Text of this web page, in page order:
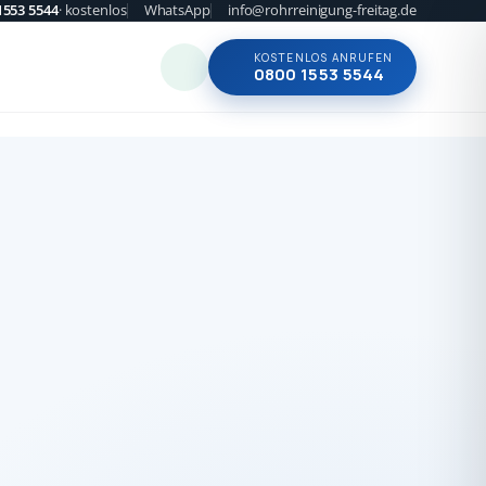
5544· kostenlos WhatsApp info@rohrreinigung-freitag.de
KOSTENLOS ANRUFEN
0800 1553 5544